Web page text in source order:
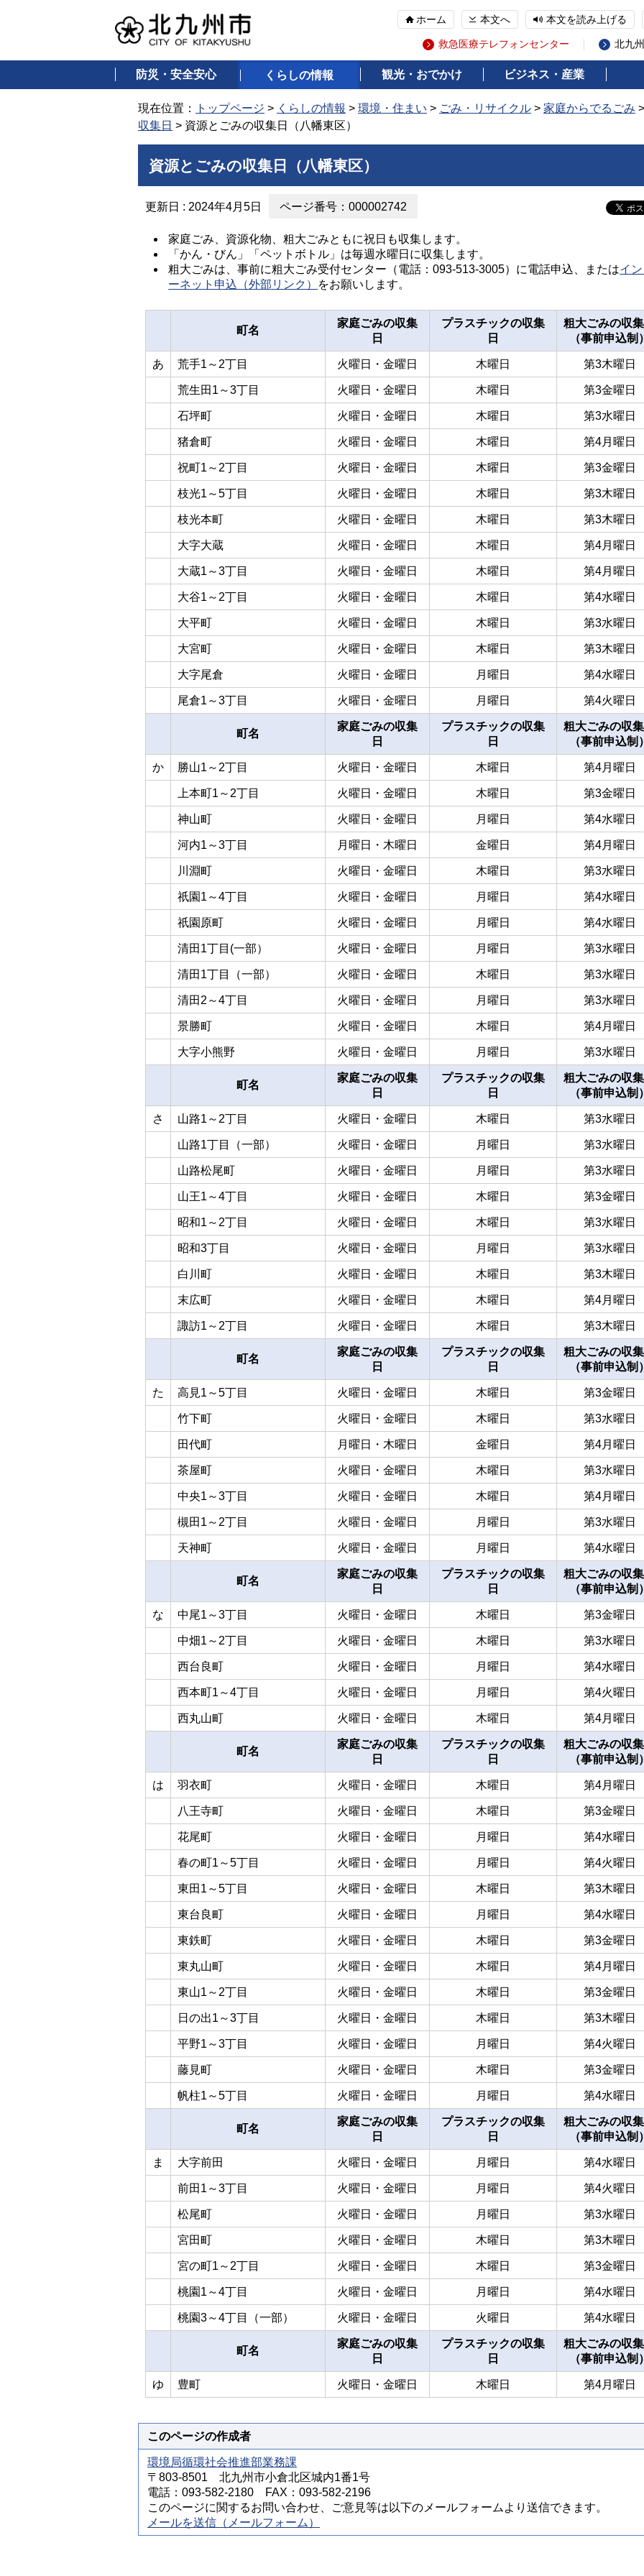
ホーム 本文へ 本文を読み上げる
救急医療テレフォンセンター 北九
防災・安全安心 くらしの情報 観光・おでかけ ビジネス・産業
現在位置： トップページ > くらしの情報 > 環境・住まい > ごみ・リサイクル > 家庭からでるごみ
収集日 > 資源とごみの収集日（八幡東区）
資源とごみの収集日（八幡東区）
更新日 : 2024年4月5日 ページ番号：000002742
家庭ごみ、資源化物、粗大ごみともに祝日も収集します。
「かん・びん」「ペットボトル」は毎週水曜日に収集します。
粗大ごみは、事前に粗大ごみ受付センター（電話：093-513-3005）に電話申込、またはイ
ーネット申込（外部リンク）
をお願いします。
町名
家庭ごみの収集
日
プラスチックの収集
日
粗大ごみの収
（事前申込制
あ 荒手1～2丁目 火曜日・金曜日 木曜日 第3木曜日
荒生田1～3丁目 火曜日・金曜日 木曜日 第3金曜日
石坪町 火曜日・金曜日 木曜日 第3水曜日
猪倉町 火曜日・金曜日 木曜日 第4月曜日
祝町1～2丁目 火曜日・金曜日 木曜日 第3金曜日
枝光1～5丁目 火曜日・金曜日 木曜日 第3木曜日
枝光本町 火曜日・金曜日 木曜日 第3木曜日
大字大蔵 火曜日・金曜日 木曜日 第4月曜日
大蔵1～3丁目 火曜日・金曜日 木曜日 第4月曜日
大谷1～2丁目 火曜日・金曜日 木曜日 第4水曜日
大平町 火曜日・金曜日 木曜日 第3水曜日
大宮町 火曜日・金曜日 木曜日 第3木曜日
大字尾倉 火曜日・金曜日 月曜日 第4水曜日
尾倉1～3丁目 火曜日・金曜日 月曜日 第4火曜日
町名
家庭ごみの収集
日
プラスチックの収集
日
粗大ごみの収
（事前申込制
か 勝山1～2丁目 火曜日・金曜日 木曜日 第4月曜日
上本町1～2丁目 火曜日・金曜日 木曜日 第3金曜日
神山町 火曜日・金曜日 月曜日 第4水曜日
河内1～3丁目 月曜日・木曜日 金曜日 第4月曜日
川淵町 火曜日・金曜日 木曜日 第3水曜日
祇園1～4丁目 火曜日・金曜日 月曜日 第4水曜日
祇園原町 火曜日・金曜日 月曜日 第4水曜日
清田1丁目(一部） 火曜日・金曜日 月曜日 第3水曜日
清田1丁目（一部） 火曜日・金曜日 木曜日 第3水曜日
清田2～4丁目 火曜日・金曜日 月曜日 第3水曜日
景勝町 火曜日・金曜日 木曜日 第4月曜日
大字小熊野 火曜日・金曜日 月曜日 第3水曜日
町名
家庭ごみの収集
日
プラスチックの収集
日
粗大ごみの収
（事前申込制
さ 山路1～2丁目 火曜日・金曜日 木曜日 第3水曜日
山路1丁目（一部） 火曜日・金曜日 月曜日 第3水曜日
山路松尾町 火曜日・金曜日 月曜日 第3水曜日
山王1～4丁目 火曜日・金曜日 木曜日 第3金曜日
昭和1～2丁目 火曜日・金曜日 木曜日 第3水曜日
昭和3丁目 火曜日・金曜日 月曜日 第3水曜日
白川町 火曜日・金曜日 木曜日 第3木曜日
末広町 火曜日・金曜日 木曜日 第4月曜日
諏訪1～2丁目 火曜日・金曜日 木曜日 第3木曜日
町名
家庭ごみの収集
日
プラスチックの収集
日
粗大ごみの収
（事前申込制
た 高見1～5丁目 火曜日・金曜日 木曜日 第3金曜日
竹下町 火曜日・金曜日 木曜日 第3水曜日
田代町 月曜日・木曜日 金曜日 第4月曜日
茶屋町 火曜日・金曜日 木曜日 第3水曜日
中央1～3丁目 火曜日・金曜日 木曜日 第4月曜日
槻田1～2丁目 火曜日・金曜日 月曜日 第3水曜日
天神町 火曜日・金曜日 月曜日 第4水曜日
町名
家庭ごみの収集
日
プラスチックの収集
日
粗大ごみの収
（事前申込制
な 中尾1～3丁目 火曜日・金曜日 木曜日 第3金曜日
中畑1～2丁目 火曜日・金曜日 木曜日 第3水曜日
西台良町 火曜日・金曜日 月曜日 第4水曜日
西本町1～4丁目 火曜日・金曜日 月曜日 第4火曜日
西丸山町 火曜日・金曜日 木曜日 第4月曜日
町名
家庭ごみの収集
日
プラスチックの収集
日
粗大ごみの収
（事前申込制
は 羽衣町 火曜日・金曜日 木曜日 第4月曜日
八王寺町 火曜日・金曜日 木曜日 第3金曜日
花尾町 火曜日・金曜日 月曜日 第4水曜日
春の町1～5丁目 火曜日・金曜日 月曜日 第4火曜日
東田1～5丁目 火曜日・金曜日 木曜日 第3木曜日
東台良町 火曜日・金曜日 月曜日 第4水曜日
東鉄町 火曜日・金曜日 木曜日 第3金曜日
東丸山町 火曜日・金曜日 木曜日 第4月曜日
東山1～2丁目 火曜日・金曜日 木曜日 第3金曜日
日の出1～3丁目 火曜日・金曜日 木曜日 第3木曜日
平野1～3丁目 火曜日・金曜日 月曜日 第4火曜日
藤見町 火曜日・金曜日 木曜日 第3金曜日
帆柱1～5丁目 火曜日・金曜日 月曜日 第4水曜日
町名
家庭ごみの収集
日
プラスチックの収集
日
粗大ごみの収
（事前申込制
ま 大字前田 火曜日・金曜日 月曜日 第4水曜日
前田1～3丁目 火曜日・金曜日 月曜日 第4火曜日
松尾町 火曜日・金曜日 月曜日 第3水曜日
宮田町 火曜日・金曜日 木曜日 第3木曜日
宮の町1～2丁目 火曜日・金曜日 木曜日 第3金曜日
桃園1～4丁目 火曜日・金曜日 月曜日 第4水曜日
桃園3～4丁目（一部） 火曜日・金曜日 火曜日 第4水曜日
町名
家庭ごみの収集
日
プラスチックの収集
日
粗大ごみの収
（事前申込制
ゆ 豊町 火曜日・金曜日 木曜日 第4月曜日
このページの作成者
環境局循環社会推進部業務課
〒803-8501 北九州市小倉北区城内1番1号
電話：093-582-2180 FAX：093-582-2196
このページに関するお問い合わせ、ご意見等は以下のメールフォームより送信できます。
メールを送信（メールフォーム）